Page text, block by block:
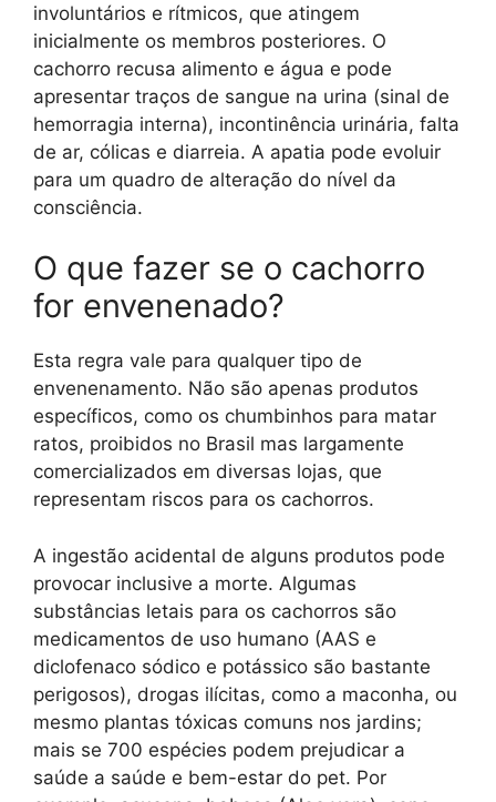
involuntários e rítmicos, que atingem
inicialmente os membros posteriores. O
cachorro recusa alimento e água e pode
apresentar traços de sangue na urina (sinal de
hemorragia interna), incontinência urinária, falta
de ar, cólicas e diarreia. A apatia pode evoluir
para um quadro de alteração do nível da
consciência.
O que fazer se o cachorro
for envenenado?
Esta regra vale para qualquer tipo de
envenenamento. Não são apenas produtos
específicos, como os chumbinhos para matar
ratos, proibidos no Brasil mas largamente
comercializados em diversas lojas, que
representam riscos para os cachorros.
A ingestão acidental de alguns produtos pode
provocar inclusive a morte. Algumas
substâncias letais para os cachorros são
medicamentos de uso humano (AAS e
diclofenaco sódico e potássico são bastante
perigosos), drogas ilícitas, como a maconha, ou
mesmo plantas tóxicas comuns nos jardins;
mais se 700 espécies podem prejudicar a
saúde a saúde e bem-estar do pet. Por